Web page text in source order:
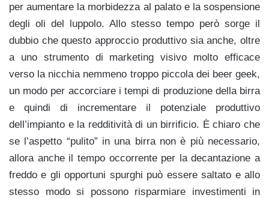
per aumentare la morbidezza al palato e la sospensione
degli oli del luppolo. Allo stesso tempo però sorge il
dubbio che questo approccio produttivo sia anche, oltre
a uno strumento di marketing visivo molto efficace
verso la nicchia nemmeno troppo piccola dei beer geek,
un modo per accorciare i tempi di produzione della birra
e quindi di incrementare il potenziale produttivo
dell’impianto e la redditività di un birrificio. È chiaro che
se l’aspetto “pulito” in una birra non è più necessario,
allora anche il tempo occorrente per la decantazione a
freddo e gli opportuni spurghi può essere saltato e allo
stesso modo si possono risparmiare investimenti in